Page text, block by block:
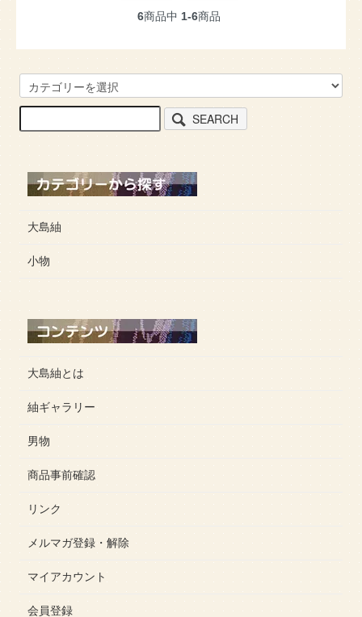
6商品中 1-6商品
SEARCH
大島紬
小物
大島紬とは
紬ギャラリー
男物
商品事前確認
リンク
メルマガ登録・解除
マイアカウント
会員登録